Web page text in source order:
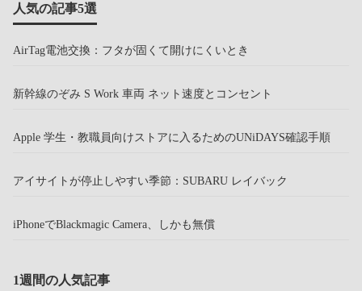
人気の記事5選
AirTag電池交換：フタが固くて開けにくいとき
新幹線のぞみ S Work 車両 ネット速度とコンセント
Apple 学生・教職員向けストアに入るためのUNiDAYS確認手順
アイサイトが停止しやすい季節：SUBARU レイバック
iPhoneでBlackmagic Camera、しかも無償
1週間の人気記事